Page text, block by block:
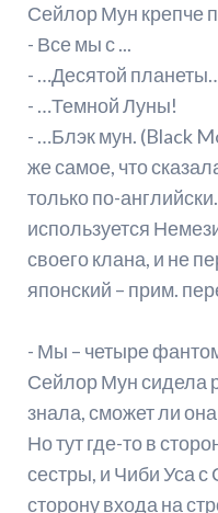
Сейлор Мун крепче
- Все мы с ...
- …Десятой
- …Темной Луны!
- …Блэк мун. (Black
же самое, что
только по-
используется
своего клана, и не
японский – прим.
- Мы – четыре
Сейлор Мун сидела
знала, сможет ли
Но тут где-то в
сестры, и Чиби Уса
сторону входа на